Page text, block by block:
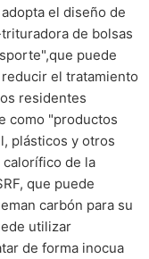
el diseño de
de bolsas
puede
el tratamiento
residentes
como "productos
plásticos y otros
de la
que puede
carbón para su
utilizar
de forma inocua